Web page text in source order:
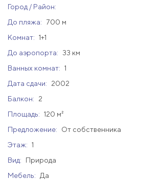
Город / Район:
До пляжа:
700 м
Комнат: 1+1
До аэропорта:
33 км
Ванных комнат: 1
Дата сдачи:
2002
Балкон:
2
Площадь: 120 м²
Предложение:
От собственника
Этаж: 1
Вид:
Природа
Мебель:
Да